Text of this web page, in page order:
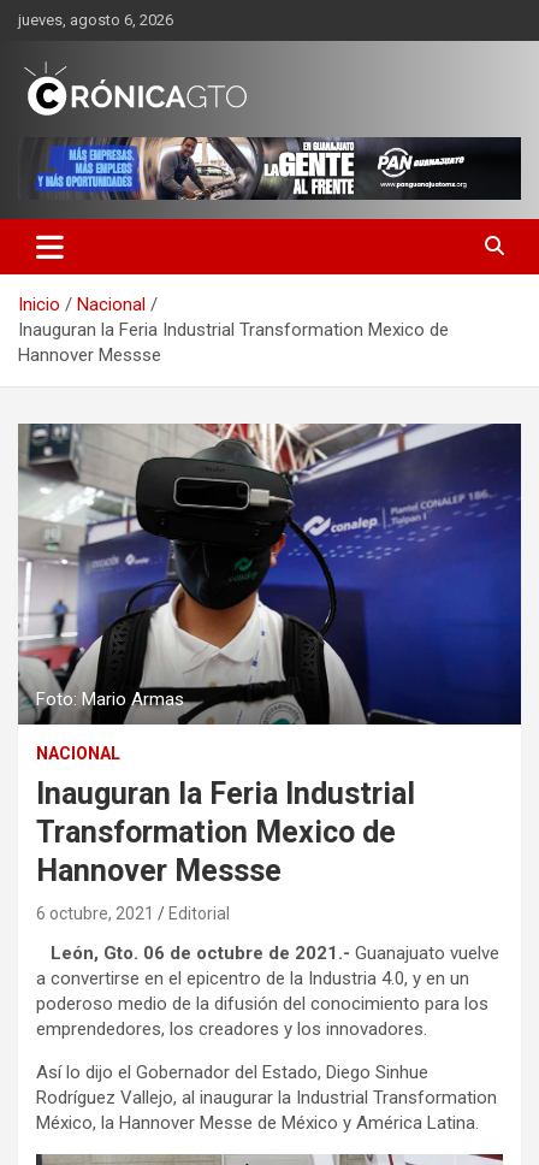
Saltar
contenido
jueves, agosto 6, 2026
CRONICA GUANAJUATO
Inicio
Nacional
Inauguran la Feria Industrial Transformation Mexico de
Hannover Messse
Foto: Mario Armas
NACIONAL
Inauguran la Feria Industrial
Transformation Mexico de
Hannover Messse
6 octubre, 2021 Editorial
León, Gto. 06 de octubre de 2021.- Guanajuato vuelve
a convertirse en el epicentro de la Industria 4.0, y en un
poderoso medio de la difusión del conocimiento para los
emprendedores, los creadores y los innovadores.
Así lo dijo el Gobernador del Estado, Diego Sinhue
Rodríguez Vallejo, al inaugurar la Industrial Transformation
México, la Hannover Messe de México y América Latina.